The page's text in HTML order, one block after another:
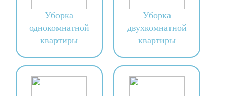
Уборка
однокомнатной
квартиры
Уборка
двухкомнатной
квартиры